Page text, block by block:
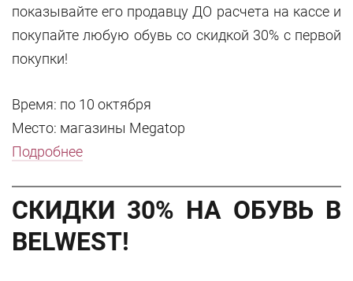
показывайте его продавцу ДО расчета на кассе и
покупайте любую обувь со скидкой 30% с первой
покупки!
Время: по 10 октября
Место: магазины Megatop
Подробнее
СКИДКИ 30% НА ОБУВЬ В
BELWEST!